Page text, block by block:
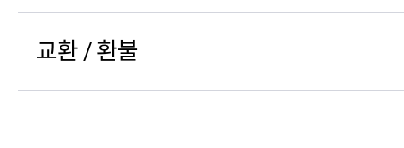
교환 / 환불